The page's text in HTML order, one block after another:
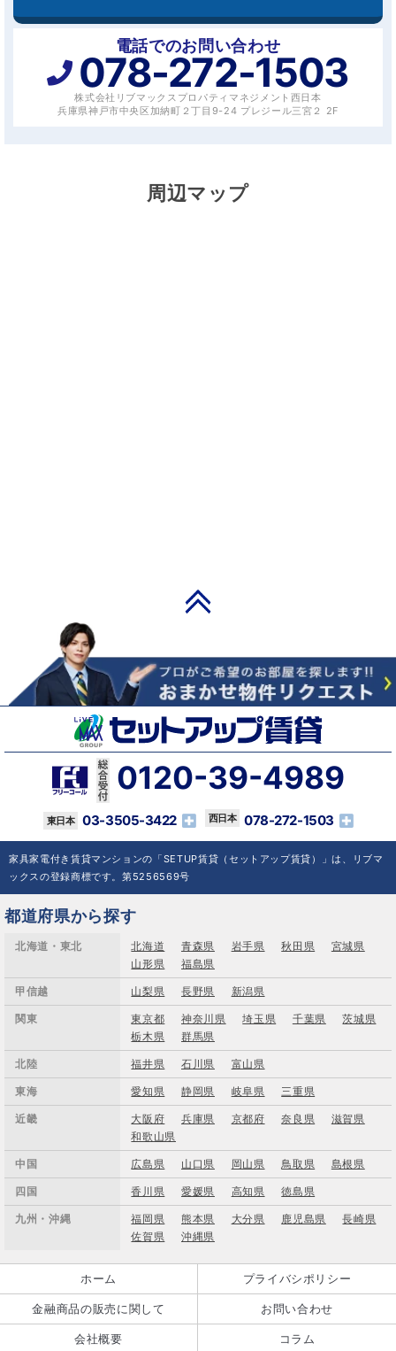
電話でのお問い合わせ
078-272-1503
株式会社リブマックスプロパティマネジメント西日本
兵庫県神戸市中央区加納町２丁目9-24 プレジール三宮２ 2F
周辺マップ
0120-39-4989
03-3505-3422 078-272-1503
家具家電付き賃貸マンションの「SETUP賃貸（セットアップ賃貸）」は、リブマ
ックスの登録商標です。第5256569号
都道府県から探す
北海道・東北 北海道 青森県 岩手県 秋田県
宮城県
山形県
福島県
甲信越 山梨県 長野県 新潟県
関東 東京都 神奈川県 埼玉県 千葉県
茨城県
栃木県
群馬県
北陸 福井県 石川県 富山県
東海 愛知県 静岡県 岐阜県 三重県
近畿 大阪府 兵庫県 京都府 奈良県
滋賀県
和歌山県
中国 広島県 山口県 岡山県 鳥取県 島根県
四国 香川県 愛媛県 高知県 徳島県
九州・沖縄 福岡県 熊本県 大分県 鹿児島県
長崎県
佐賀県
沖縄県
ホーム プライバシポリシー
金融商品の販売に関して お問い合わせ
会社概要 コラム